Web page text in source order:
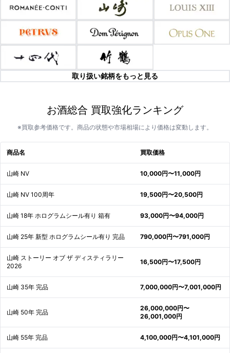
取り扱い銘柄をもっと見る
お酒総合 買取強化ランキング
※買取参考価格です。商品の状態や市場相場により価格は変動します。
商品名 買取価格
山崎 NV 10,000円〜11,000円
山崎 NV 100周年 19,500円〜20,500円
山崎 18年 ホログラムシール有り 箱有 93,000円〜94,000円
山崎 25年 新型 ホログラムシール有り 完品 790,000円〜791,000円
山崎 ストーリー オブ ザ ディスティラリー
2026
16,500円〜17,500円
山崎 35年 完品 7,000,000円〜7,001,000円
山崎 50年 完品
26,000,000円〜
26,001,000円
山崎 55年 完品 4,100,000円〜4,101,000円